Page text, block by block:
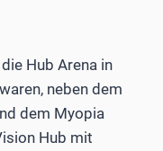
Hub Arena in
neben dem
dem Myopia
Hub mit